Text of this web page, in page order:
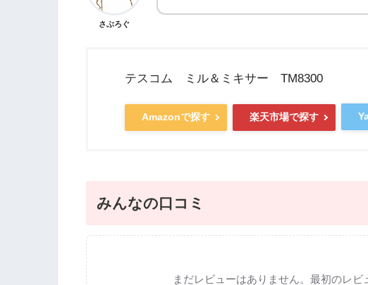
さぶろぐ
テスコム ミル＆ミキサー TM8300
Amazonで探す 楽天市場で探す
みんなの口コミ
まだレビューはありません。最初のレビ